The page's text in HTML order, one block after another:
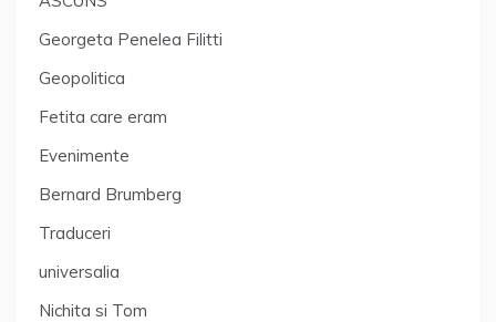
Georgeta Penelea Filitti
Geopolitica
Fetita care eram
Evenimente
Bernard Brumberg
Traduceri
universalia
Nichita si Tom